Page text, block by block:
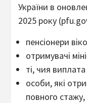
України в
2025 року
пенсіонери
отримувачі
ті, чия
особи, які
повного